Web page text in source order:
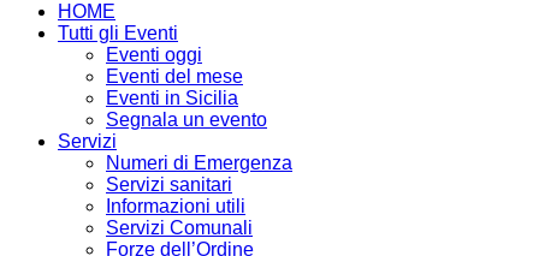
HOME
Tutti gli Eventi
Eventi oggi
Eventi del mese
Eventi in Sicilia
Segnala un evento
Servizi
Numeri di Emergenza
Servizi sanitari
Informazioni utili
Servizi Comunali
Forze dell’Ordine